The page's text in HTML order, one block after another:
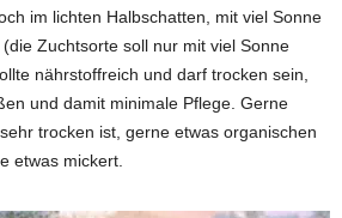
im lichten Halbschatten, mit viel Sonne
Zuchtsorte soll nur mit viel Sonne
nährstoffreich und darf trocken sein,
und damit minimale Pflege. Gerne
trocken ist, gerne etwas organischen
etwas mickert.